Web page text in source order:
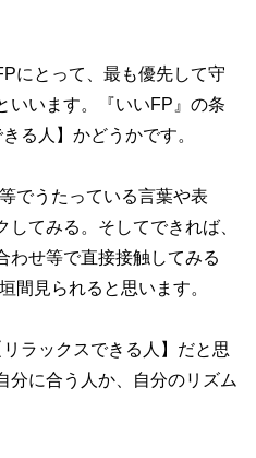
にとって、最も優先して守
いいます。『いいFP』の条
る人】かどうかです。
でうたっている言葉や表
てみる。そしてできれば、
わせ等で直接接触してみる
間見られると思います。
ラックスできる人】だと思
分に合う人か、自分のリズム